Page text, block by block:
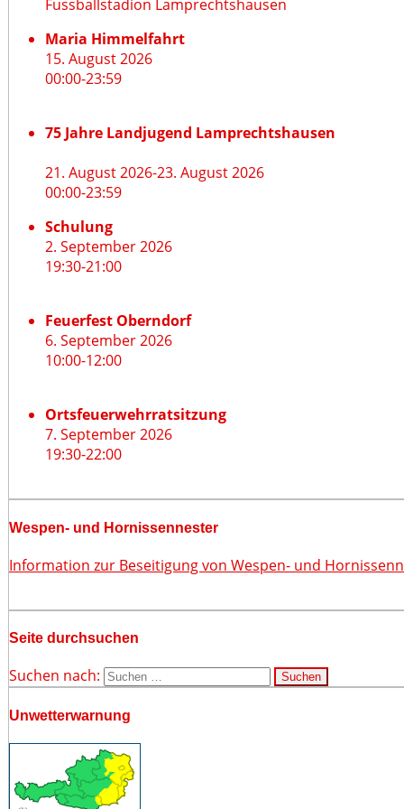
Fussballstadion Lamprechtshausen
Maria Himmelfahrt
15. August 2026
00:00-23:59
75 Jahre Landjugend Lamprechtshausen
21. August 2026-23. August 2026
00:00-23:59
Schulung
2. September 2026
19:30-21:00
Feuerfest Oberndorf
6. September 2026
10:00-12:00
Ortsfeuerwehrratsitzung
7. September 2026
19:30-22:00
Wespen- und Hornissennester
Information zur Beseitigung von Wespen- und
Seite durchsuchen
Suchen nach:
Unwetterwarnung